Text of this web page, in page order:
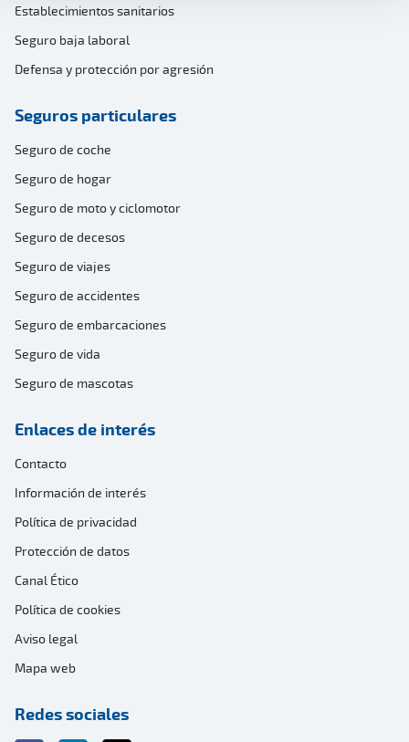
Establecimientos sanitarios
Seguro baja laboral
Defensa y protección por agresión
Seguros particulares
Seguro de coche
Seguro de hogar
Seguro de moto y ciclomotor
Seguro de decesos
Seguro de viajes
Seguro de accidentes
Seguro de embarcaciones
Seguro de vida
Seguro de mascotas
Enlaces de interés
Contacto
Información de interés
Política de privacidad
Protección de datos
Canal Ético
Política de cookies
Aviso legal
Mapa web
Redes sociales